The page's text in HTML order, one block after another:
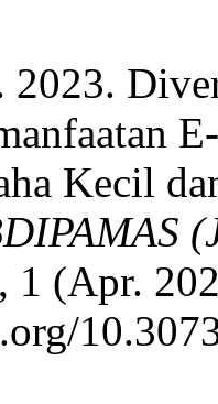
2023.
Kecil
1 (Apr.